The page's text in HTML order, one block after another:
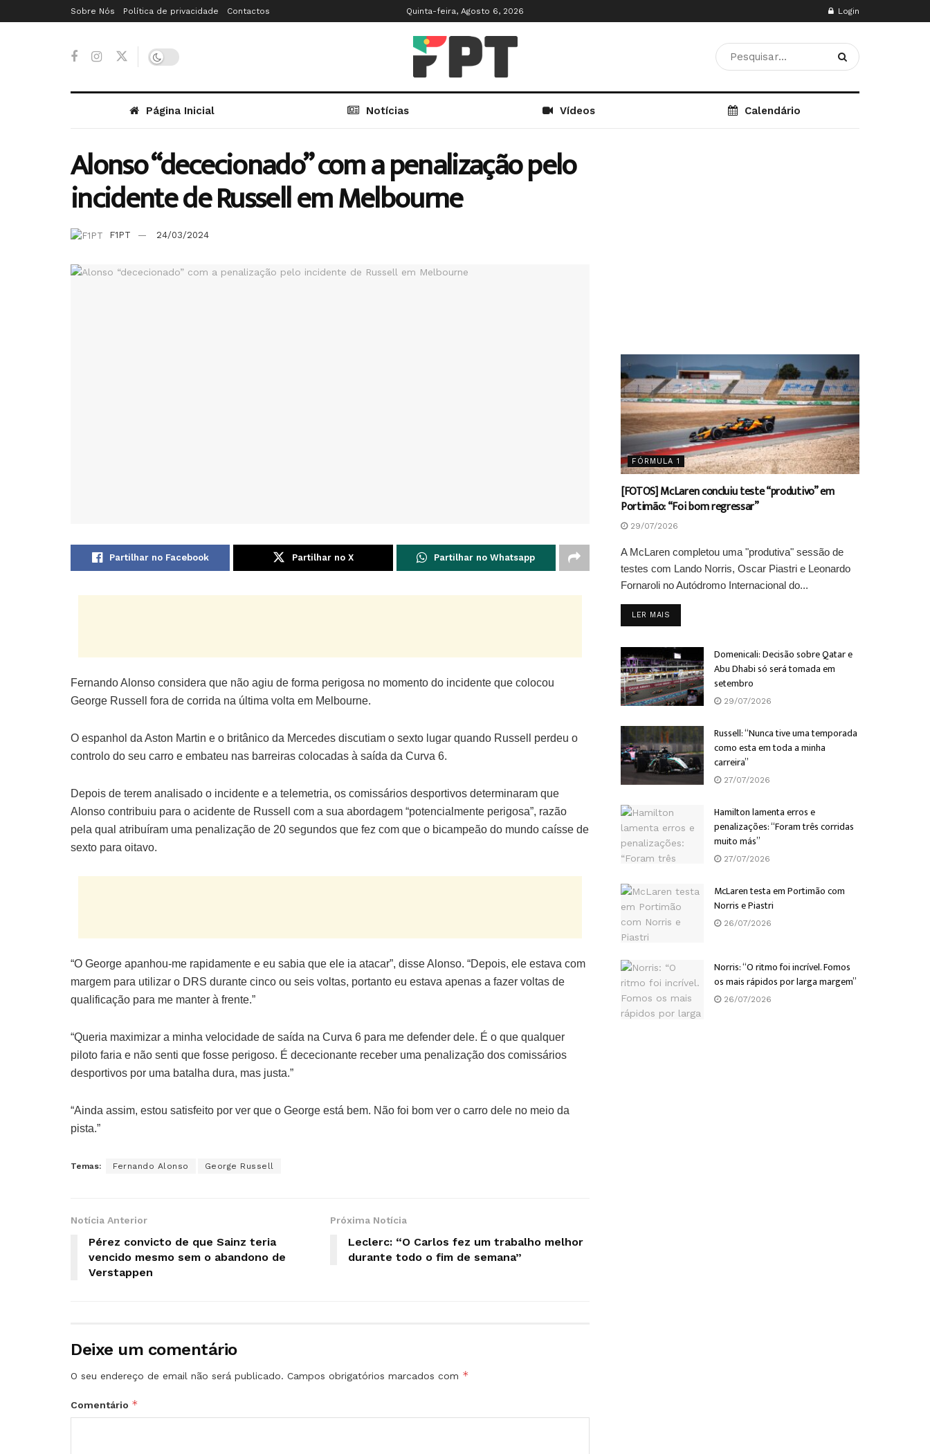
Sobre Nós Política de privacidade Contactos Quinta-feira, Agosto 6, 2026 Login
Página Inicial Notícias Vídeos Calendário
Alonso “dececionado” com a penalização pelo
incidente de Russell em Melbourne
F1PT 24/03/2024
Partilhar no Facebook Partilhar no X Partilhar no Whatsapp
Fernando Alonso considera que não agiu de forma perigosa no momento do incidente que colocou
George Russell fora de corrida na última volta em Melbourne.
O espanhol da Aston Martin e o britânico da Mercedes discutiam o sexto lugar quando Russell perdeu o
controlo do seu carro e embateu nas barreiras colocadas à saída da Curva 6.
Depois de terem analisado o incidente e a telemetria, os comissários desportivos determinaram que
Alonso contribuiu para o acidente de Russell com a sua abordagem “potencialmente perigosa”, razão
pela qual atribuíram uma penalização de 20 segundos que fez com que o bicampeão do mundo caísse de
sexto para oitavo.
“O George apanhou-me rapidamente e eu sabia que ele ia atacar”, disse Alonso. “Depois, ele estava com
margem para utilizar o DRS durante cinco ou seis voltas, portanto eu estava apenas a fazer voltas de
qualificação para me manter à frente.”
“Queria maximizar a minha velocidade de saída na Curva 6 para me defender dele. É o que qualquer
piloto faria e não senti que fosse perigoso. É dececionante receber uma penalização dos comissários
desportivos por uma batalha dura, mas justa.”
“Ainda assim, estou satisfeito por ver que o George está bem. Não foi bom ver o carro dele no meio da
pista.”
Temas: Fernando Alonso George Russell
Notícia Anterior
Pérez convicto de que Sainz teria
vencido mesmo sem o abandono de
Verstappen
Próxima Notícia
Leclerc: “O Carlos fez um trabalho melhor
durante todo o fim de semana”
Deixe um comentário
O seu endereço de email não será publicado. Campos obrigatórios marcados com *
Comentário *
FÓRMULA 1
[FOTOS] McLaren concluiu teste “produtivo” em
Portimão: “Foi bom regressar”
29/07/2026
A McLaren completou uma "produtiva" sessão de
testes com Lando Norris, Oscar Piastri e Leonardo
Fornaroli no Autódromo Internacional do...
LER MAIS
Domenicali: Decisão sobre Qatar e
Abu Dhabi só será tomada em
setembro
29/07/2026
Russell: “Nunca tive uma temporada
como esta em toda a minha
carreira”
27/07/2026
Hamilton lamenta erros e
penalizações: “Foram três corridas
muito más”
27/07/2026
McLaren testa em Portimão com
Norris e Piastri
26/07/2026
Norris: “O ritmo foi incrível. Fomos
os mais rápidos por larga margem”
26/07/2026